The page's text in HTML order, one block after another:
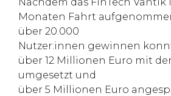
Monaten Fahrt
über 20.000
Nutzer:innen gewinnen
über 12 Millionen Euro mit
umgesetzt und
über 5 Millionen Euro